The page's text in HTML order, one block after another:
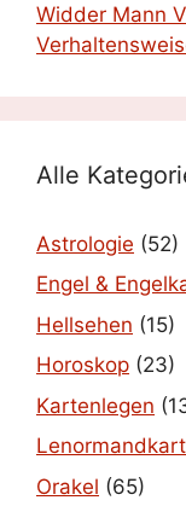
Widder Mann
Alle
Astrologie (52)
Engel &
Hellsehen (15)
Horoskop (23)
Kartenlegen
Orakel (65)